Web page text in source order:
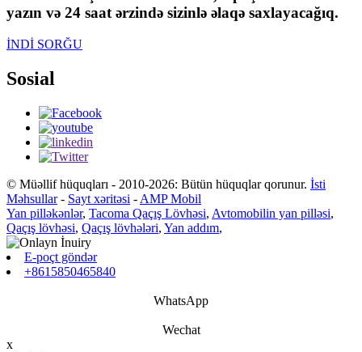
yazın və 24 saat ərzində sizinlə əlaqə saxlayacağıq.
İNDİ SORĞU
Sosial
© Müəllif hüquqları - 2010-2026: Bütün hüquqlar qorunur. İsti
Məhsullar- Sayt xəritəsi - AMP Mobil
Yan pilləkənlər, Tacoma Qaçış Lövhəsi, Avtomobilin yan pilləsi,
Qaçış lövhəsi, Qaçış lövhələri, Yan addım,
E-poçt göndər
+8615850465840
WhatsApp
Wechat
x